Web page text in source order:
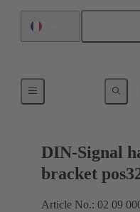
Raccordement
DIN-Signal
bracket
Article No.: 02 09